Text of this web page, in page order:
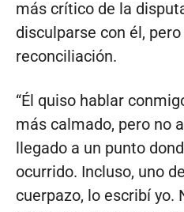
más crítico de la
disculparse con él,
reconciliación.
“Él quiso hablar
más calmado, pero no
llegado a un punto
ocurrido. Incluso, uno
cuerpazo, lo escribí yo.